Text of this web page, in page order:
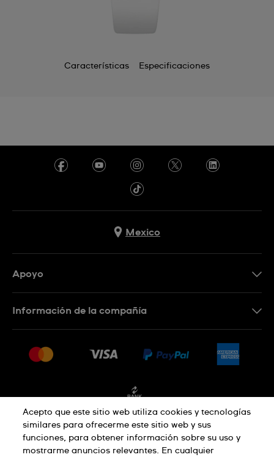
Características Especificaciones
Mexico
Apoyo
Condiciones de venta
Información de la compañía
Empleo
Política de privacidad
Acepto que este sitio web utiliza cookies y tecnologías
similares para ofrecerme este sitio web y sus
funciones, para obtener información sobre su uso y
mostrarme anuncios relevantes. En cualquier